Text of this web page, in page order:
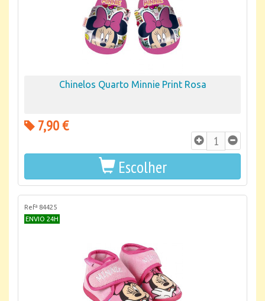
Chinelos Quarto Minnie Print Rosa
7,90 €
Escolher
Refª 84425
ENVIO 24H